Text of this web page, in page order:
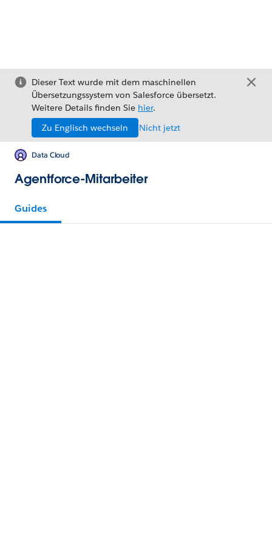
Dieser Text wurde mit dem maschinellen
Übersetzungssystem von Salesforce übersetzt.
Weitere Details finden Sie hier.
Zu Englisch wechseln
Nicht jetzt
Data Cloud
Agentforce-Mitarbeiter
Guides